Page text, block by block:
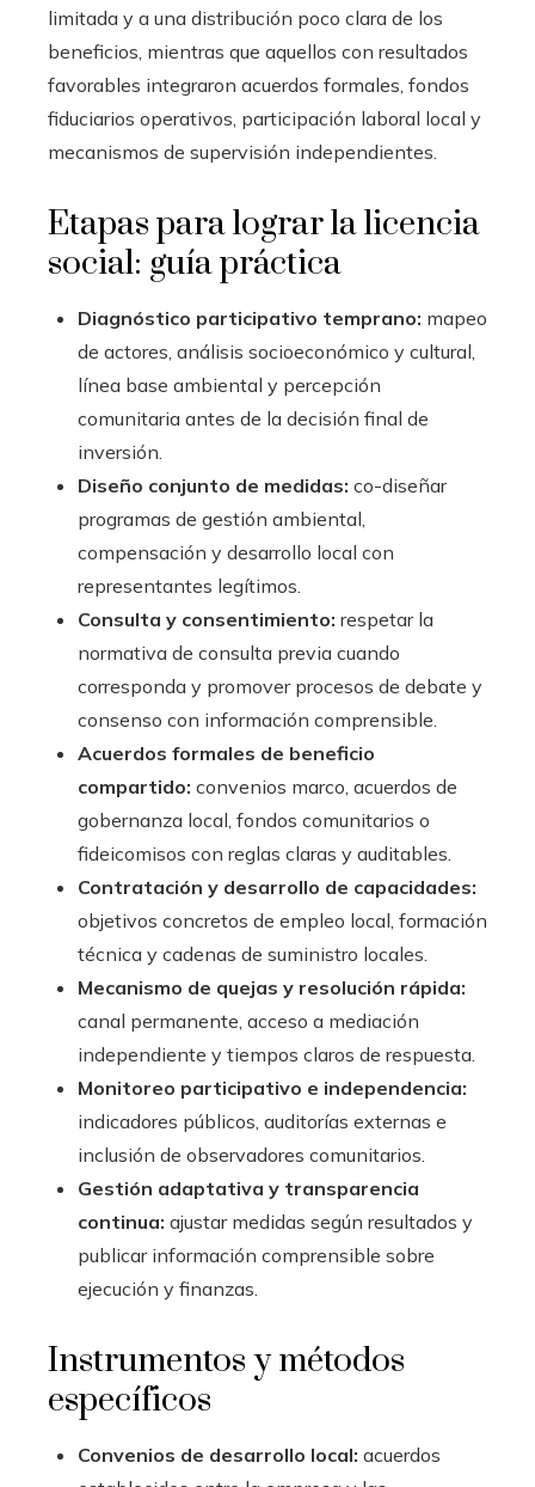
limitada y a una distribución poco clara de los
beneficios, mientras que aquellos con resultados
favorables integraron acuerdos formales, fondos
fiduciarios operativos, participación laboral local y
mecanismos de supervisión independientes.
Etapas para lograr la licencia
social: guía práctica
Diagnóstico participativo temprano: mapeo
de actores, análisis socioeconómico y cultural,
línea base ambiental y percepción
comunitaria antes de la decisión final de
inversión.
Diseño conjunto de medidas: co-diseñar
programas de gestión ambiental,
compensación y desarrollo local con
representantes legítimos.
Consulta y consentimiento: respetar la
normativa de consulta previa cuando
corresponda y promover procesos de debate y
consenso con información comprensible.
Acuerdos formales de beneficio
compartido: convenios marco, acuerdos de
gobernanza local, fondos comunitarios o
fideicomisos con reglas claras y auditables.
Contratación y desarrollo de capacidades:
objetivos concretos de empleo local, formación
técnica y cadenas de suministro locales.
Mecanismo de quejas y resolución rápida:
canal permanente, acceso a mediación
independiente y tiempos claros de respuesta.
Monitoreo participativo e independencia:
indicadores públicos, auditorías externas e
inclusión de observadores comunitarios.
Gestión adaptativa y transparencia
continua: ajustar medidas según resultados y
publicar información comprensible sobre
ejecución y finanzas.
Instrumentos y métodos
específicos
Convenios de desarrollo local: acuerdos